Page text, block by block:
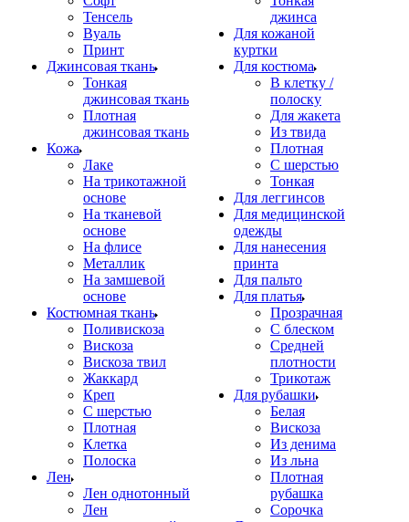
Тенсель
Вуаль
Принт
Джинсовая ткань
Тонкая
джинсовая ткань
Плотная
джинсовая ткань
Кожа
Лаке
На трикотажной
основе
На тканевой
основе
На флисе
Металлик
На замшевой
основе
Костюмная ткань
Поливискоза
Вискоза
Вискоза твил
Жаккард
Креп
С шерстью
Плотная
Клетка
Полоска
Лен
Лен однотонный
Лен
джинса
Для кожаной
куртки
Для костюма
В клетку /
полоску
Для жакета
Из твида
Плотная
С шерстью
Тонкая
Для леггинсов
Для медицинской
одежды
Для нанесения
принта
Для пальто
Для платья
Прозрачная
С блеском
Средней
плотности
Трикотаж
Для рубашки
Белая
Вискоза
Из денима
Из льна
Плотная
рубашка
Сорочка